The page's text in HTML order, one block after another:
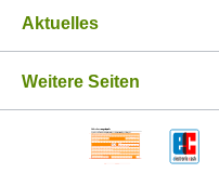
Aktuelles
Weitere Seiten